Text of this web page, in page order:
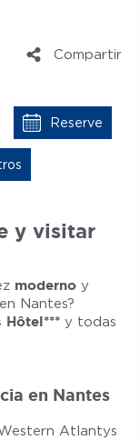
Compartir
Reserve
y visitar
moderno y
Nantes?
Hôtel*** y todas
en Nantes
Atlantys